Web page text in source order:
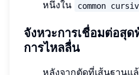
หนึ่งใน
common
จังหวะการเชื่อมต่อสุ
การไหลลื่น
หลังจากตัดที่เส้นฐานแ